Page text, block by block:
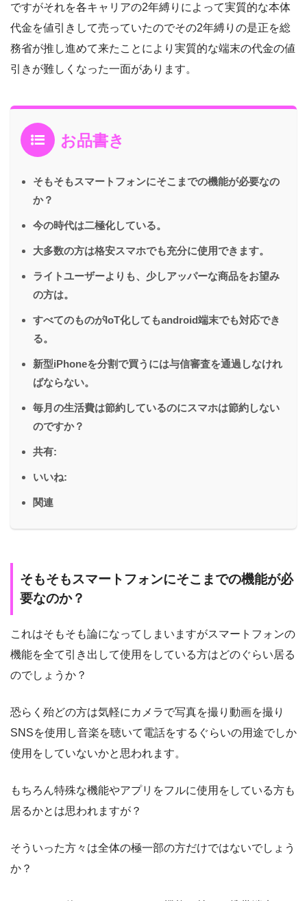
ですがそれを各キャリアの2年縛りによって実質的な本体
代金を値引きして売っていたのでその2年縛りの是正を総
務省が推し進めて来たことにより実質的な端末の代金の値
引きが難しくなった一面があります。
お品書き
そもそもスマートフォンにそこまでの機能が必要なの
か？
今の時代は二極化している。
大多数の方は格安スマホでも充分に使用できます。
ライトユーザーよりも、少しアッパーな商品をお望み
の方は。
すべてのものがIoT化してもandroid端末でも対応でき
る。
新型iPhoneを分割で買うには与信審査を通過しなけれ
ばならない。
毎月の生活費は節約しているのにスマホは節約しない
のですか？
共有:
いいね:
関連
そもそもスマートフォンにそこまでの機能が必
要なのか？
これはそもそも論になってしまいますがスマートフォンの
機能を全て引き出して使用をしている方はどのぐらい居る
のでしょうか？
恐らく殆どの方は気軽にカメラで写真を撮り動画を撮り
SNSを使用し音楽を聴いて電話をするぐらいの用途でしか
使用をしていないかと思われます。
もちろん特殊な機能やアプリをフルに使用をしている方も
居るかとは思われますが？
そういった方々は全体の極一部の方だけではないでしょう
か？